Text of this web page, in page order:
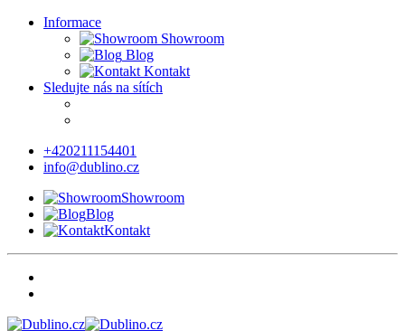
Informace
Showroom
Blog
Kontakt
Sledujte nás na sítích
+420211154401
info@dublino.cz
Showroom
Blog
Kontakt